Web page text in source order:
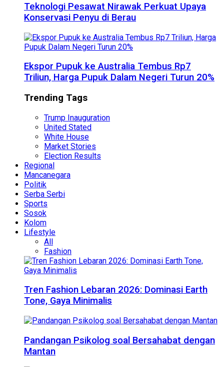
Teknologi Pesawat Nirawak Perkuat Upaya
Konservasi Penyu di Berau
Ekspor Pupuk ke Australia Tembus Rp7
Triliun, Harga Pupuk Dalam Negeri Turun 20%
Trending Tags
Trump Inauguration
United Stated
White House
Market Stories
Election Results
Regional
Mancanegara
Politik
Serba Serbi
Sports
Sosok
Kolom
Lifestyle
All
Fashion
Tren Fashion Lebaran 2026: Dominasi Earth
Tone, Gaya Minimalis
Pandangan Psikolog soal Bersahabat dengan
Mantan